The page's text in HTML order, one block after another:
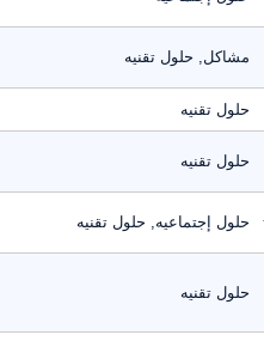
مشاكل, حلول تقنيه
حلول تقنيه
حلول تقنيه
حلول إجتماعيه, حلول تقنيه
حلول تقنيه